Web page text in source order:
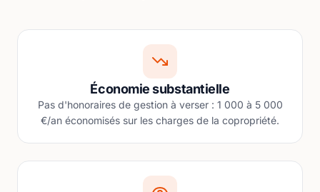
Économie substantielle
Pas d'honoraires de gestion à verser : 1 000 à 5 000
€/an économisés sur les charges de la copropriété.